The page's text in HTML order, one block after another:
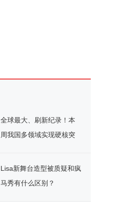
全球最大、刷新纪录！本
周我国多领域实现硬核突
Lisa新舞台造型被质疑和疯
马秀有什么区别？